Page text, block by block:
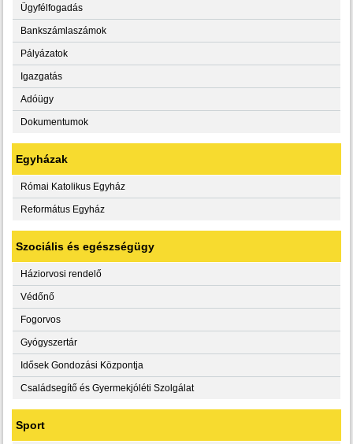
Ügyfélfogadás
Bankszámlaszámok
Pályázatok
Igazgatás
Adóügy
Dokumentumok
Egyházak
Római Katolikus Egyház
Református Egyház
Szociális és egészségügy
Háziorvosi rendelő
Védőnő
Fogorvos
Gyógyszertár
Idősek Gondozási Központja
Családsegítő és Gyermekjóléti Szolgálat
Sport